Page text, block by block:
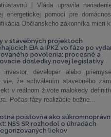
| Vláda upravila
energetickej pomoci pre
Občianskeho zákonníka mieri
v stavebných projektoch
EIA a IPKZ vo fáze po
povolenia: procesné a
dôsledky novej legislatívy
investor, developer alebo
vie, že schválením stavebného
v reálnom živote málokedy
Počas fázy realizácie bežne...
poisťovňa ako
NSS SR rozhodol o úhradách
liekov